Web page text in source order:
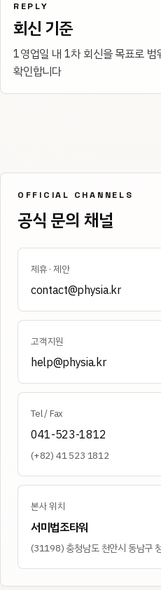
REPLY
회신 기준
1영업일 내 1차 회신을 목표로 범
확인합니다
OFFICIAL CHANNELS
공식 문의 채널
제휴 · 제안
contact@physia.kr
고객지원
help@physia.kr
Tel / Fax
041-523-1812
(+82) 41 523 1812
본사 위치
서미법조타워
(31198)충청남도 천안시 동남구